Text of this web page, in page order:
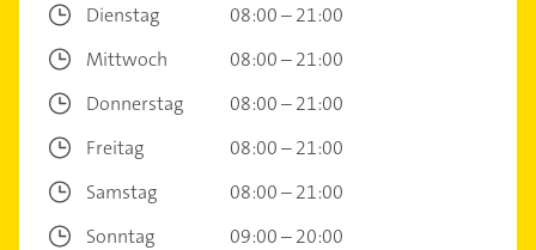
Dienstag
08:00 – 21:00
Mittwoch
08:00 – 21:00
Donnerstag
08:00 – 21:00
Freitag
08:00 – 21:00
Samstag
08:00 – 21:00
Sonntag
09:00 – 20:00